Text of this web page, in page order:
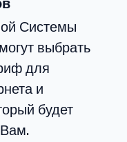
Системы
выбрать
для
и
будет